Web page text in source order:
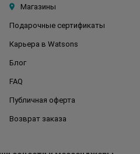
Магазины
Подарочные сертификаты
Карьера в Watsons
Блог
FAQ
Публичная оферта
Возврат заказа